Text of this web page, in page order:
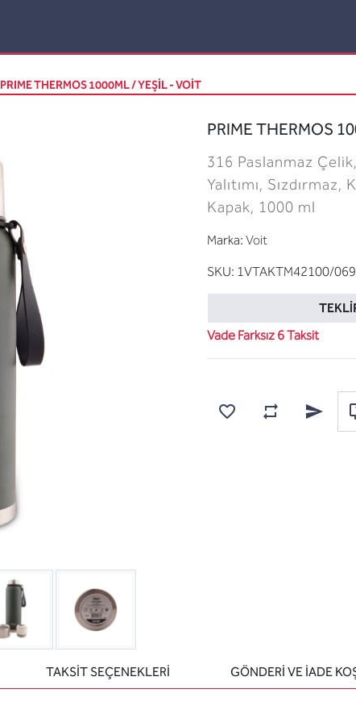
PRIME THERMOS 1000ML / YEŞİL - VOIT
PRIME THERMOS
316 Paslanmaz
Yalıtımı,
Kapak, 1000 ml
Marka: Voit
SKU: 1VTAKTM42100/
Vade Farksız 6 Taksit
Favorilere ekle
Karşılaştırma
TAKSİT SEÇENEKLERİ GÖNDERİ VE İADE